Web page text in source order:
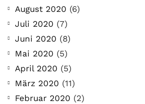
August 2020 (6)
Juli 2020 (7)
Juni 2020 (8)
Mai 2020 (5)
April 2020 (5)
März 2020 (11)
Februar 2020 (2)